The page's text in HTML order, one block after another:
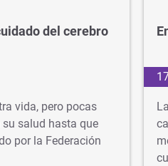
del cerebro
vida, pero pocas
salud hasta que
por la Federación